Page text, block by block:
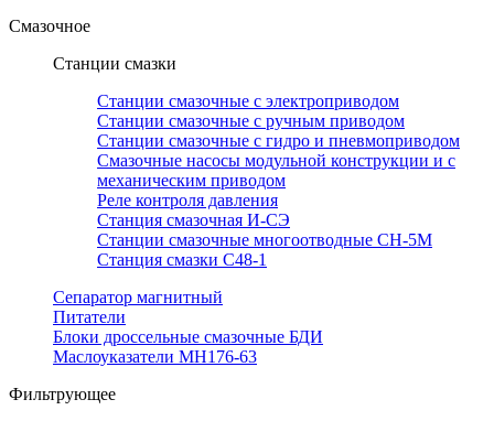
Смазочное
Станции смазки
Станции смазочные с электроприводом
Станции смазочные с ручным приводом
Станции смазочные с гидро и пневмоприводом
Смазочные насосы модульной конструкции и с
механическим приводом
Реле контроля давления
Станция смазочная И-СЭ
Станции смазочные многоотводные СН-5М
Станция смазки С48-1
Сепаратор магнитный
Питатели
Блоки дроссельные смазочные БДИ
Маслоуказатели МН176-63
Фильтрующее